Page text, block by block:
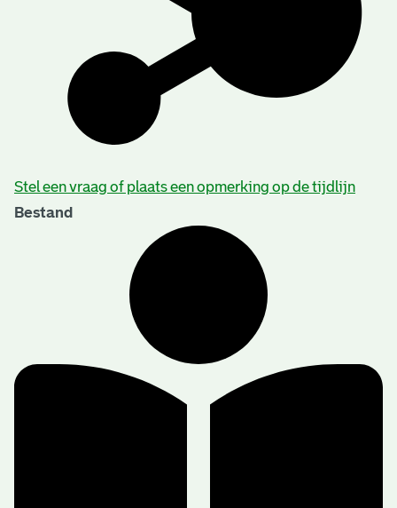
Stel een vraag of plaats een opmerking op de tijdlijn
Bestand